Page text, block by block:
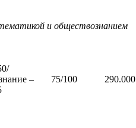
и обществознанием
–
75/100 290.000